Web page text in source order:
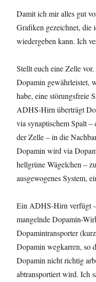
Damit ich mir alles gut
Grafiken gezeichnet, die
wiedergeben kann. Ich
Stellt euch eine Zelle
Dopamin gewährleistet,
habe, eine störungsfreie
ADHS-Hirn überträgt
via synaptischem Spalt
der Zelle – in die
Dopamin wird via
hellgrüne Wägelchen –
ausgewogenes System,
Ein ADHS-Hirn verfügt
mangelnde Dopamin-
Dopamintransporter
Dopamin wegkarren, so
Dopamin nicht richtig
abtransportiert wird. Ich